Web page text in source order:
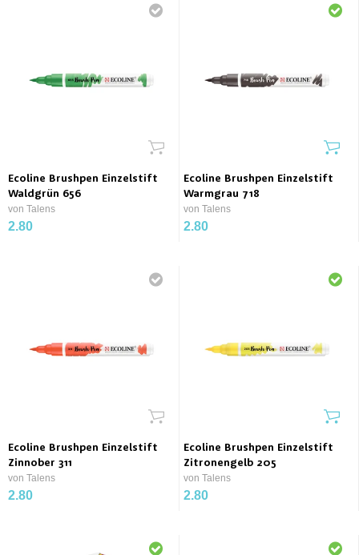
Ecoline Brushpen Einzelstift
Waldgrün 656
von Talens
2.80
Ecoline Brushpen Einzelstift
Warmgrau 718
von Talens
2.80
Ecoline Brushpen Einzelstift
Zinnober 311
von Talens
2.80
Ecoline Brushpen Einzelstift
Zitronengelb 205
von Talens
2.80